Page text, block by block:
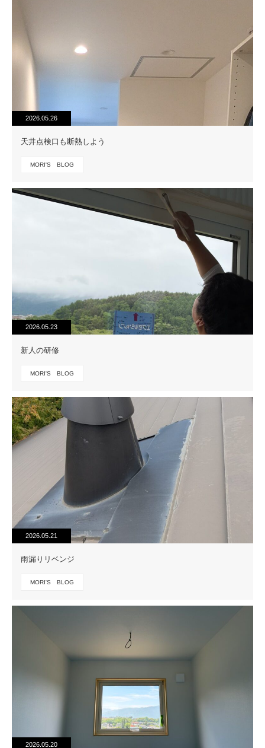
2026.05.26
天井点検口も断熱しよう
MORI'S BLOG
2026.05.23
新人の研修
MORI'S BLOG
2026.05.21
雨漏りリベンジ
MORI'S BLOG
2026.05.20